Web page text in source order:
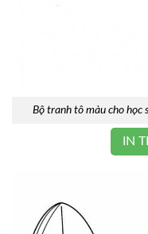
Bộ tranh tô màu cho
IN